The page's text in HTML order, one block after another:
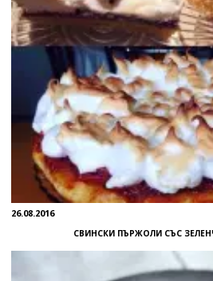
26.08.2016
СВИНСКИ ПЪРЖОЛИ СЪС